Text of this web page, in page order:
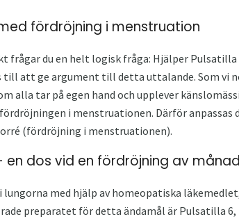
fördröjning i menstruation
frågar du en helt logisk fråga: Hjälper
till att ge argument till detta uttalande. Som vi
alla tar på egen hand och upplever
i menstruationen. Därför anpassas
(fördröjning i menstruationen).
en dos vid en fördröjning av
med hjälp av homeopatiska
preparatet för detta ändamål är Pulsatilla 6,